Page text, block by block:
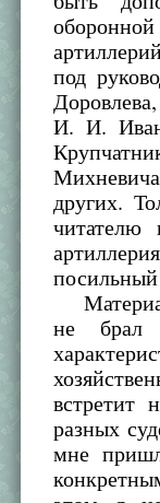
под
И. И.
других.
читателю
не брал
встретит
разных
мне